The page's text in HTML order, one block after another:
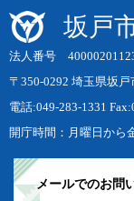
坂戸
法人番号
〒350-0292 埼玉県坂戸
電話:049-283-1331
開庁時間：月曜日から
メールでのお問